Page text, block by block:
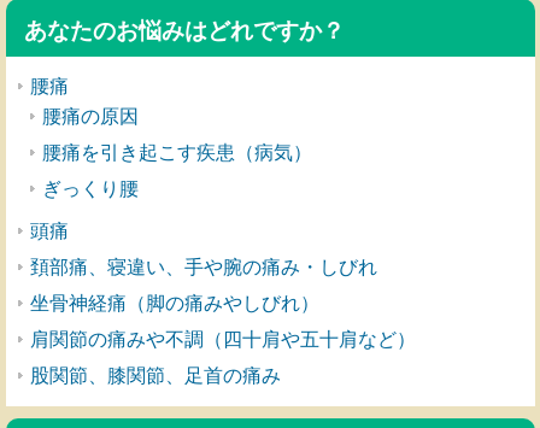
あなたのお悩みはどれですか？
腰痛
腰痛の原因
腰痛を引き起こす疾患（病気）
ぎっくり腰
頭痛
頚部痛、寝違い、手や腕の痛み・しびれ
坐骨神経痛（脚の痛みやしびれ）
肩関節の痛みや不調（四十肩や五十肩など）
股関節、膝関節、足首の痛み